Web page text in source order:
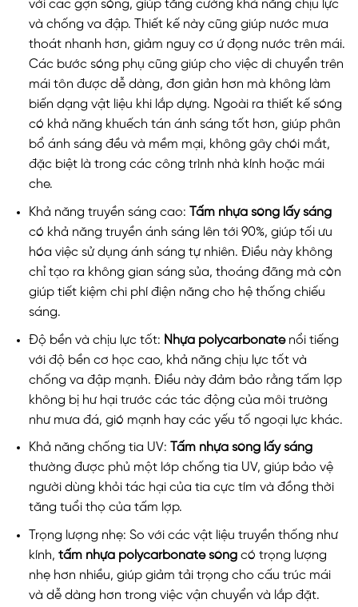
với các gợn sóng, giúp tăng cường khả năng chịu lực
và chống va đập. Thiết kế này cũng giúp nước mưa
thoát nhanh hơn, giảm nguy cơ ứ đọng nước trên mái.
Các bước sóng phụ cũng giúp cho việc di chuyển trên
mái tôn được dễ dàng, đơn giản hơn mà không làm
biến dạng vật liệu khi lắp dựng. Ngoài ra thiết kế sóng
có khả năng khuếch tán ánh sáng tốt hơn, giúp phân
bổ ánh sáng đều và mềm mại, không gây chói mắt,
đặc biệt là trong các công trình nhà kính hoặc mái
che.
Khả năng truyền sáng cao:
Tấm nhựa sóng lấy sáng
có khả năng truyền ánh sáng lên tới 90%, giúp tối ưu
hóa việc sử dụng ánh sáng tự nhiên. Điều này không
chỉ tạo ra không gian sáng sủa, thoáng đãng mà còn
giúp tiết kiệm chi phí điện năng cho hệ thống chiếu
sáng.
Độ bền và chịu lực tốt: Nhựa polycarbonate nổi tiếng
với độ bền cơ học cao, khả năng chịu lực tốt và
chống va đập mạnh. Điều này đảm bảo rằng tấm lợp
không bị hư hại trước các tác động của môi trường
như mưa đá, gió mạnh hay các yếu tố ngoại lực khác.
Khả năng chống tia UV:
Tấm nhựa sóng lấy sáng
thường được phủ một lớp chống tia UV, giúp bảo vệ
người dùng khỏi tác hại của tia cực tím và đồng thời
tăng tuổi thọ của tấm lợp.
Trọng lượng nhẹ: So với các vật liệu truyền thống như
kính, tấm nhựa polycarbonate sóngcó trọng lượng
nhẹ hơn nhiều, giúp giảm tải trọng cho cấu trúc mái
và dễ dàng hơn trong việc vận chuyển và lắp đặt.